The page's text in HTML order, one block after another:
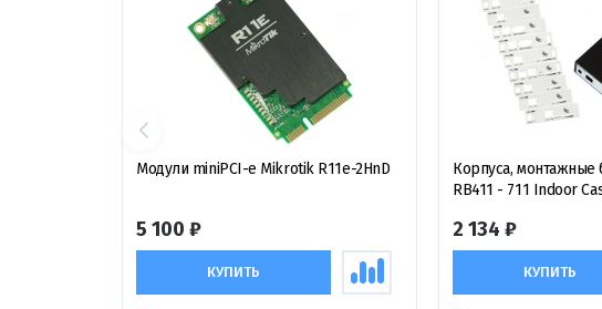
Модули miniPCI-e Mikrotik R11e-2HnD
5 100 ₽
КУПИТЬ
Корпуса,
RB411 - 711 Indoor
2 134 ₽
КУПИТЬ